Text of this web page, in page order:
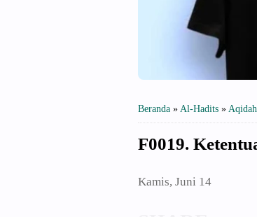
Beranda » Al-Hadits » Aqidah
F0019.
Kamis, Juni 14